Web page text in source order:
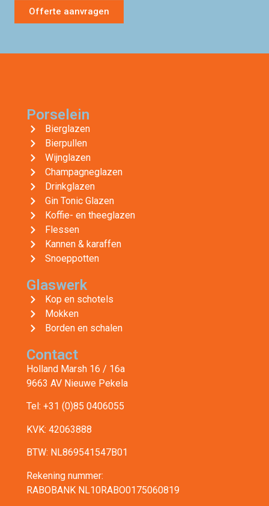
Offerte aanvragen
Porselein
Bierglazen
Bierpullen
Wijnglazen
Champagneglazen
Drinkglazen
Gin Tonic Glazen
Koffie- en theeglazen
Flessen
Kannen & karaffen
Snoeppotten
Glaswerk
Kop en schotels
Mokken
Borden en schalen
Contact
Holland Marsh 16 / 16a
9663 AV Nieuwe Pekela
Tel: +31 (0)85 0406055
KVK: 42063888
BTW: NL869541547B01
Rekening nummer:
RABOBANK NL10RABO0175060819